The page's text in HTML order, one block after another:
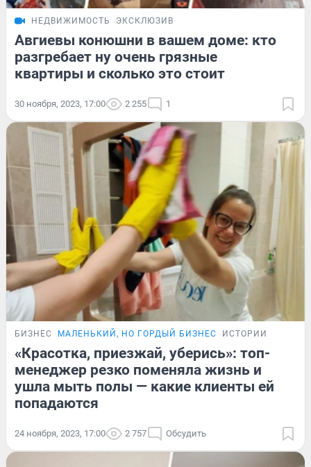
НЕДВИЖИМОСТЬ ЭКСКЛЮЗИВ
Авгиевы конюшни в вашем доме: кто
разгребает ну очень грязные
квартиры и сколько это стоит
30 ноября, 2023, 17:00 2 255 1
БИЗНЕС МАЛЕНЬКИЙ, НО ГОРДЫЙ БИЗНЕС ИСТОРИИ
«Красотка, приезжай, уберись»: топ-
менеджер резко поменяла жизнь и
ушла мыть полы — какие клиенты ей
попадаются
24 ноября, 2023, 17:00 2 757 Обсудить